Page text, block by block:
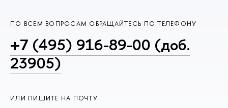
ПО ВСЕМ ВОПРОСАМ ОБРАЩАЙТЕСЬ ПО ТЕЛЕФОНУ
+7 (495) 916-89-00 (доб.
23905)
ИЛИ ПИШИТЕ НА ПОЧТУ